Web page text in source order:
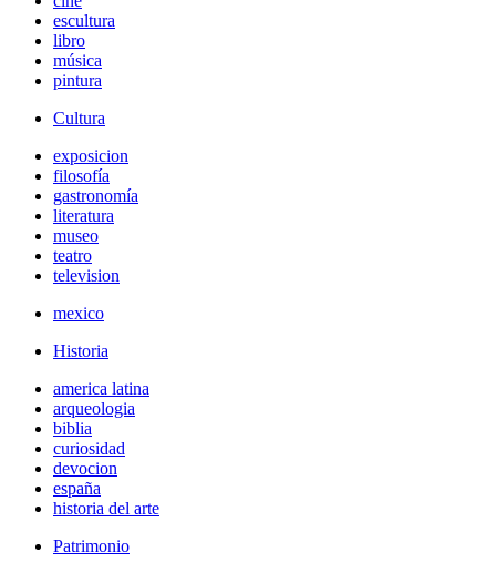
escultura
libro
música
pintura
Cultura
exposicion
filosofía
gastronomía
literatura
museo
teatro
television
mexico
Historia
america latina
arqueologia
biblia
curiosidad
devocion
españa
historia del arte
Patrimonio